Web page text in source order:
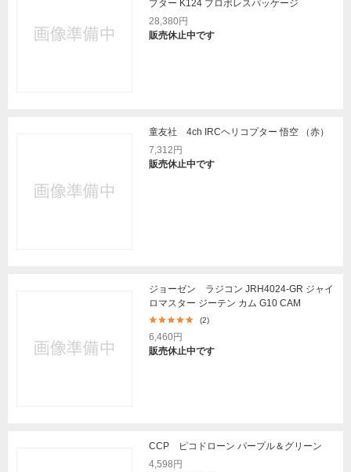
プター K124 プロポレスパッケージ
28,380円
販売休止中です
童友社 4ch IRCヘリコプター 悟空 （赤）
7,312円
販売休止中です
ジョーゼン ラジコン JRH4024-GR ジャイ
ロマスター ジーテン カム G10 CAM
(2)
6,460円
販売休止中です
CCP ピコドローン パープル＆グリーン
4,598円